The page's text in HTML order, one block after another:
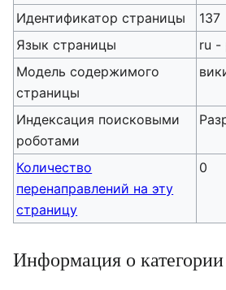
Идентификатор страницы
137
Язык страницы
ru -
Модель содержимого
страницы
Индексация поисковыми
роботами
Количество
перенаправлений на эту
страницу
0
Информация о категории